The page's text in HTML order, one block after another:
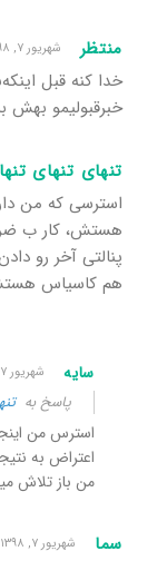
منتظر شهریور ۷, ۱۳۹۸ ۴:۲۵ ب٫ظ
خدا کنه قبل
خبرقبولیمو بهش
تنهای تنهای تنها
استرسی که من
هستش، کار ب
پنالتی آخر رو
هم کاسیاس
سایه شهریور ۷, ۱۳۹۸ ۴:۳۰ ب٫ظ
پاسخ به
استرس من
اعتراض به
من باز تلاش
سما شهریور ۷, ۱۳۹۸ ۴:۱۷ ب٫ظ